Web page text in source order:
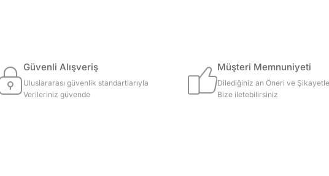
Güvenli Alışveriş
Uluslararası güvenlik standartlarıyla
Verileriniz güvende
Müşteri Memnuniyeti
Dilediğiniz an Öneri ve
Bize iletebilirsiniz